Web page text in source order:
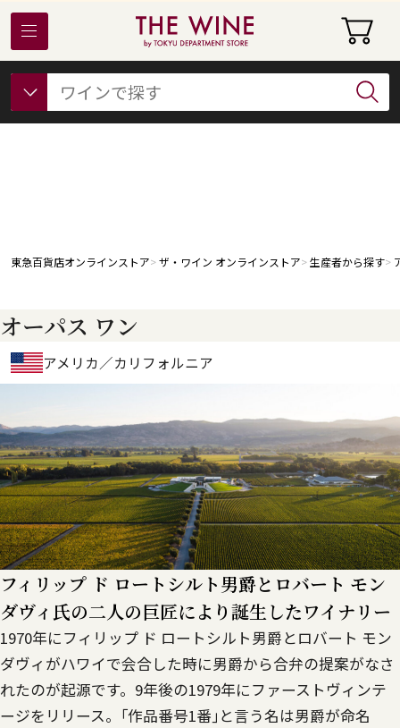
東急百貨店オンラインストアについて
フード ビューティー ギフト&ライフスタイル
東急百貨店オンラインストア ザ・ワイン オンラインストア 生産者から探す
オーパス ワン
アメリカ／カリフォルニア
フィリップ ド ロートシルト男爵とロバート モン
ダヴィ氏の二人の巨匠により誕生したワイナリー
1970年にフィリップ ド ロートシルト男爵とロバート モン
ダヴィがハワイで会合した時に男爵から合弁の提案がなさ
れたのが起源です。9年後の1979年にファーストヴィンテ
ージをリリース。｢作品番号1番｣と言う名は男爵が命名